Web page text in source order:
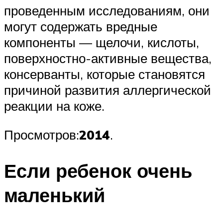
проведенным исследованиям, они
могут содержать вредные
компоненты — щелочи, кислоты,
поверхностно-активные вещества,
консерванты, которые становятся
причиной развития аллергической
реакции на коже.
Просмотров:2014.
Если ребенок очень
маленький